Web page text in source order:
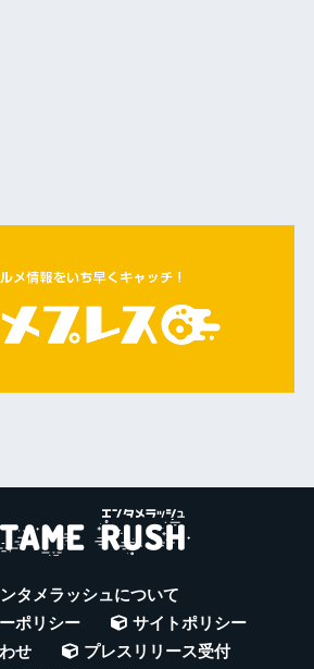
タメラッシュについて
ポリシー
サイトポリシー
せ
プレスリリース受付